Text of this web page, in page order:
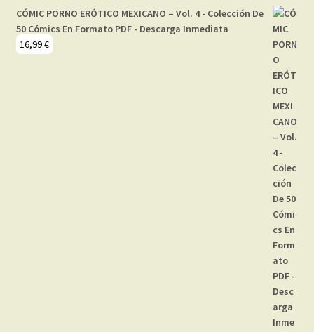
CÓMIC PORNO ERÓTICO MEXICANO – Vol. 4 - Colección De
50 Cómics En Formato PDF - Descarga Inmediata
16,99€